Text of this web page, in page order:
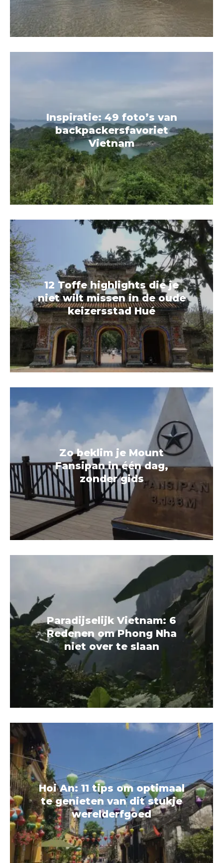
Inspiratie: 49 foto’s van
backpackersfavoriet
Vietnam
12 Toffe highlights die je
niet wilt missen in de oude
keizersstad Hué
Zo beklim je Mount
Fansipan in één dag,
zonder gids
Paradijselijk Vietnam: 6
Redenen om Phong Nha
niet over te slaan
Hoi An: 11 tips om optimaal
te genieten van dit stukje
werelderfgoed